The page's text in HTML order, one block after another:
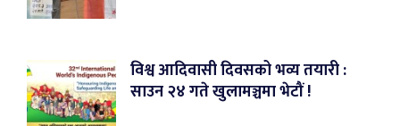
विश्व आदिवासी दिवसको भव्य तयारी :
साउन २४ गते खुलामञ्चमा भेटौं !